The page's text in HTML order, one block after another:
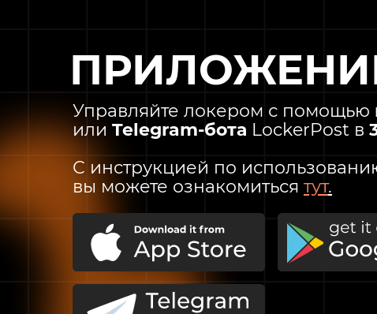
ЗАЯВКА НА САЙТЕ
Управляйте локером с помощью
или Telegram-бота LockerPost в
С инструкцией по
вы можете ознакомиться тут.